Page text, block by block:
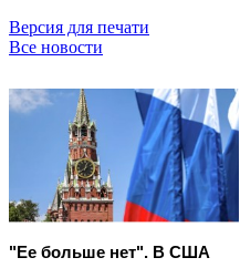
Версия для печати
Все новости
"Ее больше нет". В США